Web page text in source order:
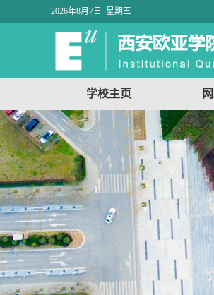
2026年8月7日 星期五
学校主页